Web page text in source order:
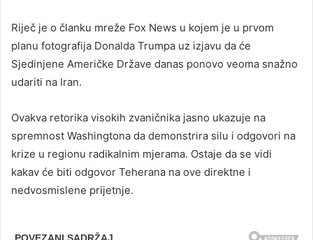
Riječ je o članku mreže Fox News u kojem je u prvom
planu fotografija Donalda Trumpa uz izjavu da će
Sjedinjene Američke Države danas ponovo veoma snažno
udariti na Iran.
Ovakva retorika visokih zvaničnika jasno ukazuje na
spremnost Washingtona da demonstrira silu i odgovori na
krize u regionu radikalnim mjerama. Ostaje da se vidi
kakav će biti odgovor Teherana na ove direktne i
nedvosmislene prijetnje.